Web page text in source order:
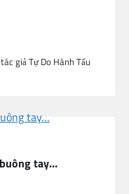
giả Tự Do Hành Tẩu
tay…